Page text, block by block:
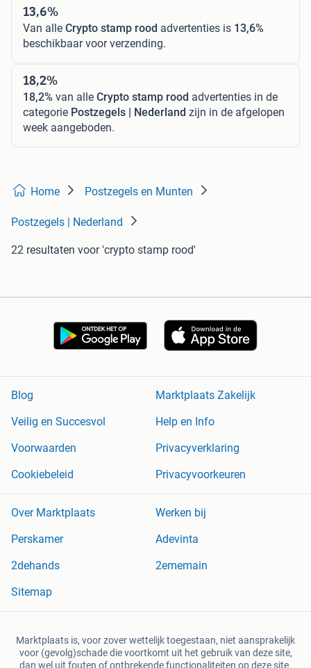
13,6%
Van alle Crypto stamp rood advertenties is 13,6%
beschikbaar voor verzending.
18,2%
18,2% van alle Crypto stamp rood advertenties in de
categorie Postzegels | Nederland zijn in de afgelopen
week aangeboden.
Home Postzegels en Munten
Postzegels | Nederland
22 resultaten voor 'crypto stamp rood'
Blog
Marktplaats Zakelijk
Veilig en Succesvol
Help en Info
Voorwaarden
Privacyverklaring
Cookiebeleid
Privacyvoorkeuren
Over Marktplaats
Werken bij
Perskamer
Adevinta
2dehands
2ememain
Sitemap
Marktplaats is, voor zover wettelijk toegestaan, niet aansprakelijk
voor (gevolg)schade die voortkomt uit het gebruik van deze site,
dan wel uit fouten of ontbrekende functionaliteiten op deze site.